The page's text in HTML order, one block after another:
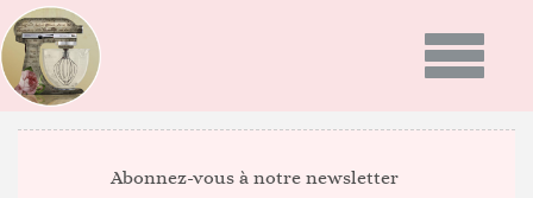
Toggle
Abonnez-vous à notre newsletter